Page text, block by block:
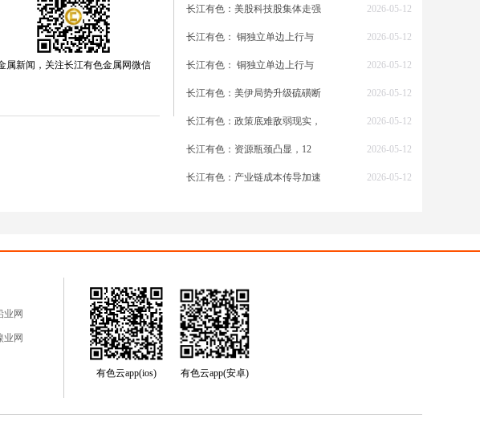
远低于市场预期，产能
节进一步受阻。印尼
在酝酿出台出口暴利
心领域的刚需支撑强
口。短期来看，宏观情
美国 4 月 CPI 数据公
属新闻，关注长江有色金属网微信
长江有色：美股科技股集体走强 2026-05-12
长江有色： 铜独立单边上行与 2026-05-12
长江有色： 铜独立单边上行与 2026-05-12
长江有色：美伊局势升级硫磺断 2026-05-12
长江有色：政策底难敌弱现实， 2026-05-12
长江有色：资源瓶颈凸显，12 2026-05-12
长江有色：产业链成本传导加速 2026-05-12
业网
业网
有色云app(ios) 有色云app(安卓)